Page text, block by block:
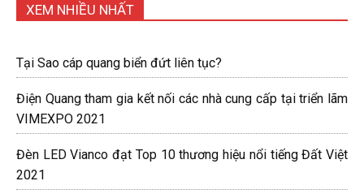
XEM NHIỀU NHẤT
Tại Sao cáp quang biển đứt liên tục?
Điện Quang tham gia kết nối các nhà cung cấp tại triển lãm
VIMEXPO 2021
Đèn LED Vianco đạt Top 10 thương hiệu nổi tiếng Đất Việt
2021